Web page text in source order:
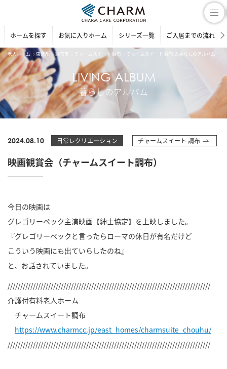
ホームを探す お気に入りホーム シリーズ一覧 ご入居までの流れ
老人ホーム 東京都 調布市 チャームスイート 調布 チャームスイート 調布 の暮らしのアルバム一覧
LIVING ALBUM
暮らしのアルバム
2024.08.10 日常レクリエ―ション チャームスイート 調布
映画観賞会（チャームスイート調布）
今日の映画は
グレゴリーペック主演映画【紳士協定】を上映しました。
『グレゴリーペックと言ったらローマの休日が有名だけど
こういう映画にも出ていらしたのね』
と、お話されていました。
////////////////////////////////////////////////////////////////////////////////
介護付有料老人ホーム
チャームスイート調布
https://www.charmcc.jp/east_homes/charmsuite_chouhu/
////////////////////////////////////////////////////////////////////////////////